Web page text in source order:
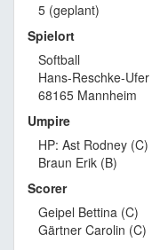
5 (geplant)
Spielort
Softball
Hans-Reschke-Ufer
68165 Mannheim
Umpire
HP: Ast Rodney (C)
Braun Erik (B)
Scorer
Geipel Bettina (C)
Gärtner Carolin (C)